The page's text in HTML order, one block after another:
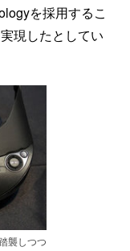
を採用するこ
現したとしてい
襲しつつ